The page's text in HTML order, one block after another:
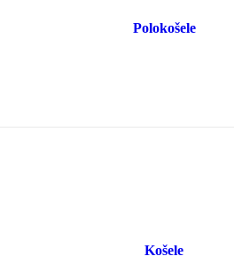
Polokošele
Košele